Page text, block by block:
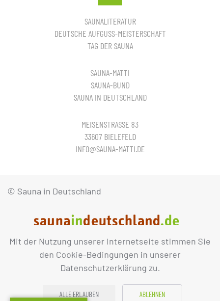
Mit der Nutzung unserer Internetseite stimmen Sie
den Cookie-Bedingungen in unserer
Datenschutzerklärung zu.
ALLE ERLAUBEN ABLEHNEN
SAUNALITERATUR
DEUTSCHE AUFGUSS-MEISTERSCHAFT
TAG DER SAUNA
SAUNA-MATTI
SAUNA-BUND
SAUNA IN DEUTSCHLAND
MEISENSTRASSE 83
33607 BIELEFELD
INFO@SAUNA-MATTI.DE
© Sauna in Deutschland
IMPRESSUM DATENSCHUTZ